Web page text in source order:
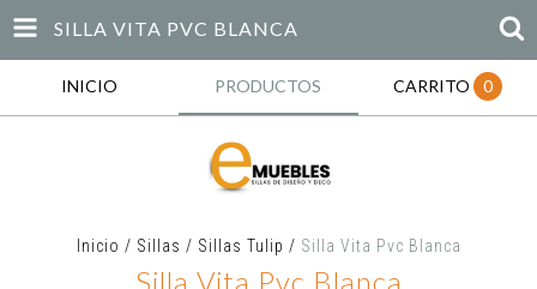
SILLA VITA PVC BLANCA
INICIO PRODUCTOS CARRITO 0
Inicio / Sillas / Sillas Tulip / Silla Vita Pvc Blanca
Silla Vita Pvc Blanca